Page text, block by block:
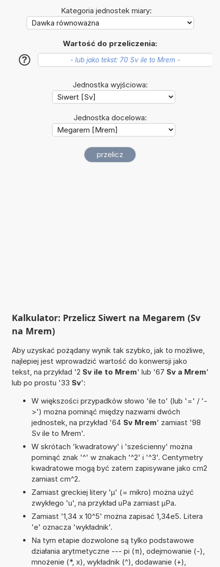
Kategoria jednostek miary:
Wartość do przeliczenia:
?
Jednostka wyjściowa:
Jednostka docelowa:
Kalkulator: Przelicz Siwert na Megarem (Sv
na Mrem)
Aby uzyskać pożądany wynik tak szybko, jak to możliwe,
najlepiej jest wprowadzić wartość do konwersji jako
tekst, na przykład '2 Sv ile to Mrem' lub '67 Sv a Mrem'
lub po prostu '33 Sv':
W większości przypadków słowo 'ile to' (lub '=' / '-
>') można pominąć między nazwami dwóch
jednostek, na przykład '64 Sv Mrem' zamiast '98
Sv ile to Mrem'.
W skrótach 'kwadratowy' i 'sześcienny' można
pominąć znak '^' w znakach '^2' i '^3'. Centymetry
kwadratowe mogą być zatem zapisywane jako cm2
zamiast cm^2.
Zamiast greckiej litery 'µ' (= mikro) można użyć
zwykłego 'u', na przykład uPa zamiast µPa.
Zamiast '1,34 x 10^5' można zapisać 1,34e5. Litera
'e' oznacza 'wykładnik'.
Na tym etapie dozwolone są tylko podstawowe
działania arytmetyczne --- pi (π), odejmowanie (-),
mnożenie (*, x), wykładnik (^), dodawanie (+),